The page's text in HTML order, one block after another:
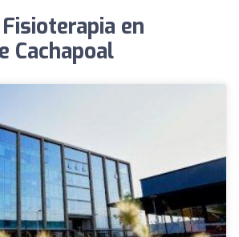
en
Cachapoal